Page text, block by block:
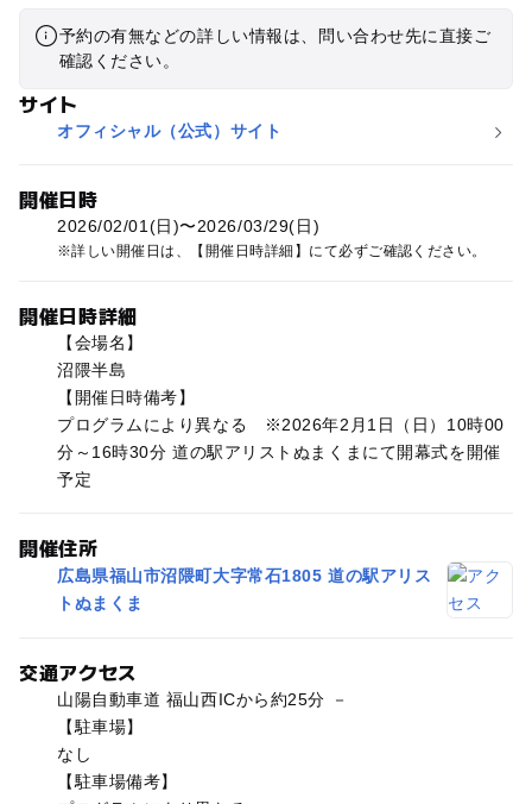
予約の有無などの詳しい情報は、問い合わせ先に直接ご
確認ください。
サイト
オフィシャル（公式）サイト
開催日時
2026/02/01(日)〜2026/03/29(日)
詳しい開催日は、【開催日時詳細】にて必ずご確認ください。
開催日時詳細
【会場名】
沼隈半島
【開催日時備考】
プログラムにより異なる ※2026年2月1日（日）10時00
分～16時30分 道の駅アリストぬまくまにて開幕式を開催
予定
開催住所
広島県福山市沼隈町大字常石1805 道の駅アリス
トぬまくま
交通アクセス
山陽自動車道 福山西ICから約25分 －
【駐車場】
なし
【駐車場備考】